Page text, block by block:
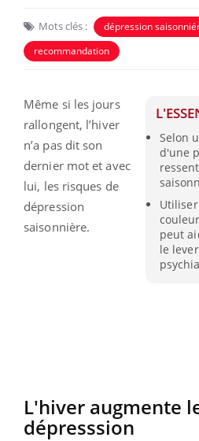
Mots clés : dépression
recommandation
Selon
d'une
peut
le
Même si les jours
rallongent, l’hiver
n’a pas dit son
dernier mot et avec
lui, les risques de
dépression
saisonnière.
L'hiver augmente
dépresssion